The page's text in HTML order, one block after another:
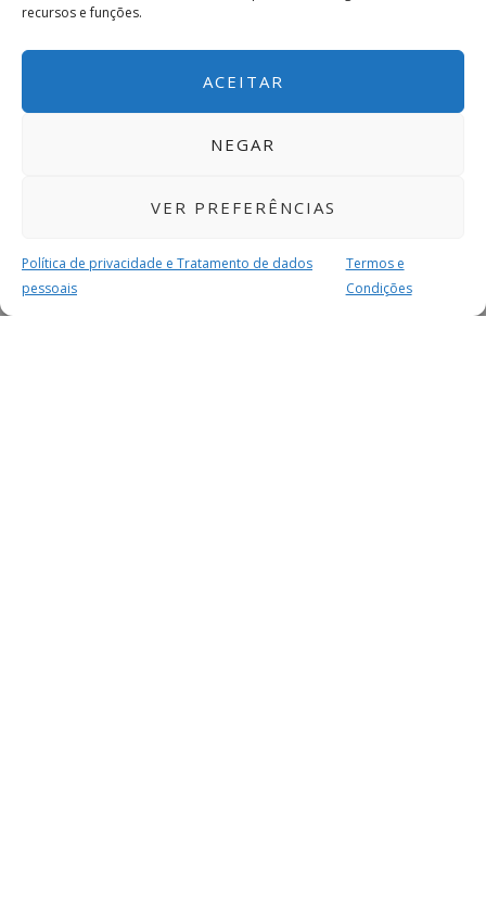
recursos e funções.
ACEITAR
NEGAR
VER PREFERÊNCIAS
Política de privacidade e Tratamento de dados
pessoais
Termos e
Condições